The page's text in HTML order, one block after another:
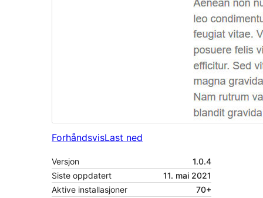
ForhåndsvisLast ned
Versjon
1.0.4
Siste oppdatert
11. mai 2021
Aktive installasjoner
70+